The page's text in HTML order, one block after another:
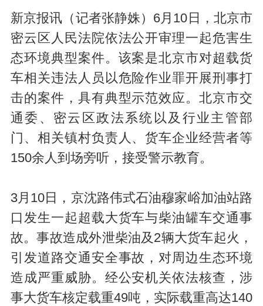
新京报讯（记者张静姝）6月10日，北京市
密云区人民法院依法公开审理一起危害生
态环境典型案件。该案是北京市对超载货
车相关违法人员以危险作业罪开展刑事打
击的案件，具有典型示范效应。北京市交
通委、密云区政法系统以及行业主管部
门、相关镇村负责人、货车企业经营者等
150余人到场旁听，接受警示教育。
3月10日，京沈路伟式石油穆家峪加油站路
口发生一起超载大货车与柴油罐车交通事
故。事故造成外泄柴油及2辆大货车起火，
引发道路交通安全事故，对周边生态环境
造成严重威胁。经公安机关依法核查，涉
事大货车核定载重49吨，实际载重高达140